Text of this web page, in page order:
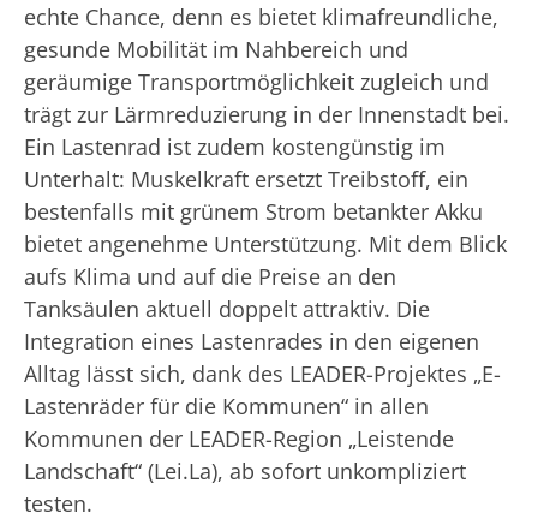
echte Chance, denn es bietet klimafreundliche,
gesunde Mobilität im Nahbereich und
geräumige Transportmöglichkeit zugleich und
trägt zur Lärmreduzierung in der Innenstadt bei.
Ein Lastenrad ist zudem kostengünstig im
Unterhalt: Muskelkraft ersetzt Treibstoff, ein
bestenfalls mit grünem Strom betankter Akku
bietet angenehme Unterstützung. Mit dem Blick
aufs Klima und auf die Preise an den
Tanksäulen aktuell doppelt attraktiv. Die
Integration eines Lastenrades in den eigenen
Alltag lässt sich, dank des LEADER-Projektes „E-
Lastenräder für die Kommunen“ in allen
Kommunen der LEADER-Region „Leistende
Landschaft“ (Lei.La), ab sofort unkompliziert
testen.